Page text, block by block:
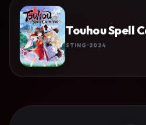
Touhou Spell
STING 2024